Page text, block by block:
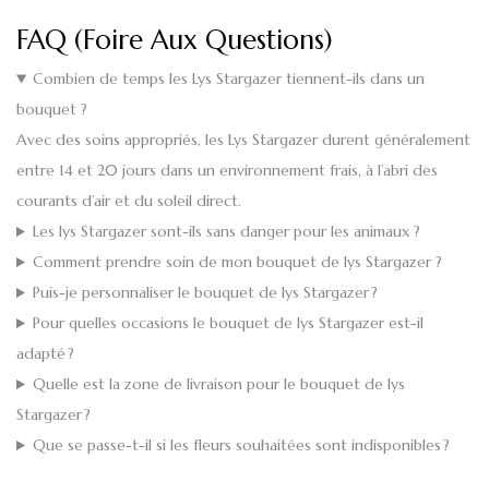
FAQ (Foire Aux Questions)
Combien de temps les Lys Stargazer tiennent-ils dans un
bouquet ?
Avec des soins appropriés, les Lys Stargazer durent généralement
entre 14 et 20 jours dans un environnement frais, à l’abri des
courants d’air et du soleil direct.
Les lys Stargazer sont-ils sans danger pour les animaux ?
Comment prendre soin de mon bouquet de lys Stargazer ?
Puis-je personnaliser le bouquet de lys Stargazer ?
Pour quelles occasions le bouquet de lys Stargazer est-il
adapté ?
Quelle est la zone de livraison pour le bouquet de lys
Stargazer ?
Que se passe-t-il si les fleurs souhaitées sont indisponibles ?